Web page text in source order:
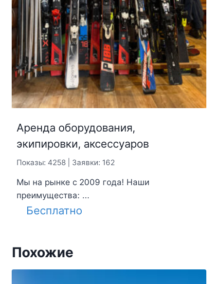
Аренда оборудования,
экипировки, аксессуаров
Показы: 4258 | Заявки: 162
Мы на рынке с 2009 года! Наши
преимущества: ...
Бесплатно
Похожие